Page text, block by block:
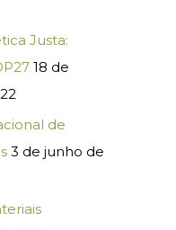
Justa:
18 de
de
3 de junho de